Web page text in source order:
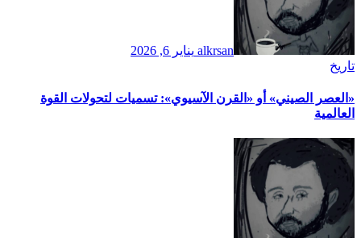
alkrsan يناير 6, 2026
تاريخ
​«العصر الصيني» أو «القرن الآسيوي»: تسميات لتحولات القوة
العالمية